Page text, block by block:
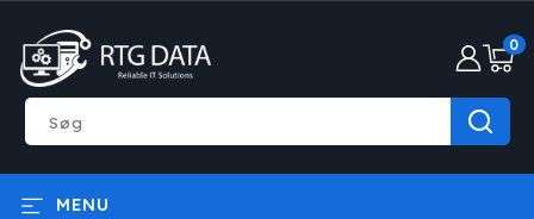
INDHOLD
Søg
0
varer
MENU